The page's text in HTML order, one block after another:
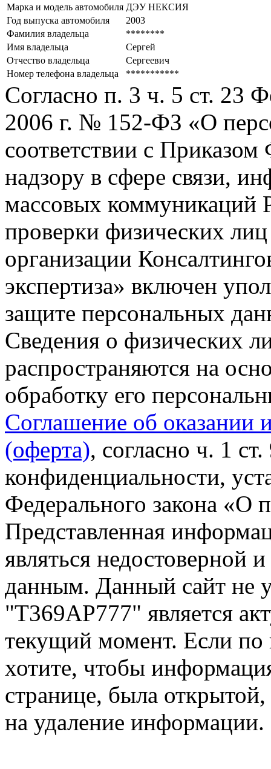
Марка и модель автомобиля ДЭУ НЕКСИЯ
Год выпуска автомобиля
2003
Фамилия владельца
********
Имя владельца
Сергей
Отчество владельца
Сергеевич
Номер телефона владельца
***********
Согласно п. 3 ч. 5 ст. 23
2006 г. № 152-ФЗ «О
соответствии с
надзору в сфере связи,
массовых коммуникаций
проверки физических
организации
экспертиза» включен
защите персональных
Сведения о физических
распространяются на
обработку его
Соглашение об оказании
(оферта), согласно ч. 1
конфиденциальности,
Федерального закона «О
Представленная
являться недостоверной
данным. Данный сайт не
"Т369АР777" является
текущий момент. Если
хотите, чтобы
странице, была открытой,
на удаление информации.